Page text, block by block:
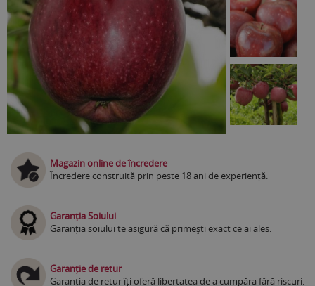
Magazin online de încredere
Încredere construită prin peste 18 ani de experiență.
Garanția Soiului
Garanția soiului te asigură că primești exact ce ai ales.
Garanție de retur
Garanția de retur îți oferă libertatea de a cumpăra fără riscuri.